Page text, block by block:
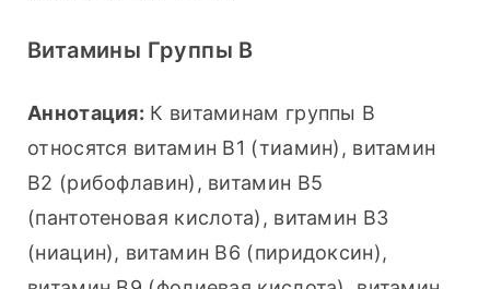
Витамины Группы В
Аннотация: К витаминам группы В
относятся витамин В1 (тиамин), витамин
В2 (рибофлавин), витамин В5
(пантотеновая кислота), витамин В3
(ниацин), витамин В6 (пиридоксин),